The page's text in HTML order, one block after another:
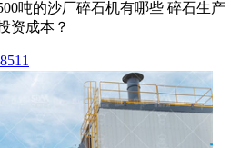
吨的沙厂碎石机有哪些 碎石生产
资成本？